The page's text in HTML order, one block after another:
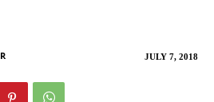
JULY 7, 2018